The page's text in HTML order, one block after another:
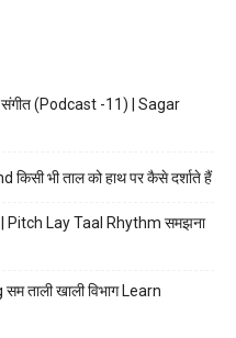
(Podcast -11) | Sagar
भी ताल को हाथ पर कैसे दर्शाते हैं
Lay Taal Rhythm समझना
ताली खाली विभाग Learn